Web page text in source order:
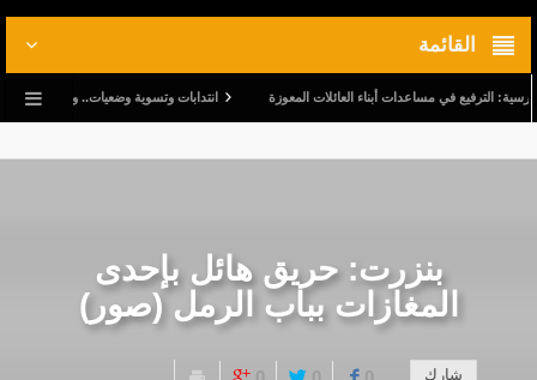
القائمة
في مساعدات أبناء العائلات المعوزة انتدابات وتسوية وضعيات.. وترفيع في أجور المدرسين
بنزرت: حريق هائل بإحدى
المغازات بباب الرمل (صور)
شارك